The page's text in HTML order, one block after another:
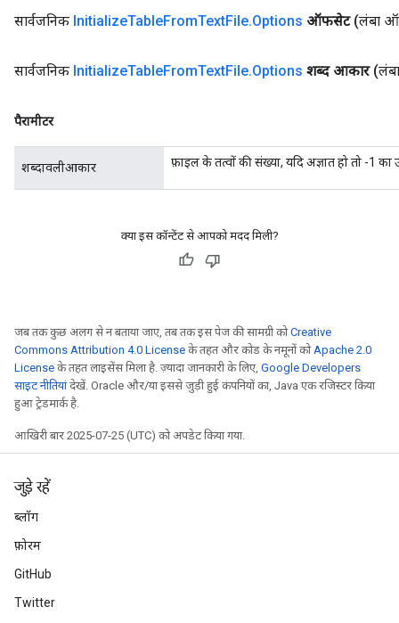
सार्वजनिक InitializeTableFromTextFile.Options ऑफसेट (लंबा
सार्वजनिक InitializeTableFromTextFile.Options शब्द आकार
पैरामीटर
शब्दावलीआकार फ़ाइल के तत्वों की संख्या, यदि अज्ञात हो तो -1 का
क्या इस कॉन्टेंट से आपको मदद मिली?
जब तक कुछ अलग से न बताया जाए, तब तक इस पेज की सामग्री कोCreative
Commons Attribution 4.0 License के तहत और कोड के नमूनों को Apache 2.0
License के तहत लाइसेंस मिला है. ज़्यादा जानकारी के लिए, Google Developers
साइट नीतियांदेखें. Oracle और/या इससे जुड़ी हुई कंपनियों का, Java एक रजिस्टर किया
हुआ ट्रेडमार्क है.
आखिरी बार 2025-07-25 (UTC) को अपडेट किया गया.
जुड़े रहें
ब्लॉग
फ़ोरम
GitHub
Twitter